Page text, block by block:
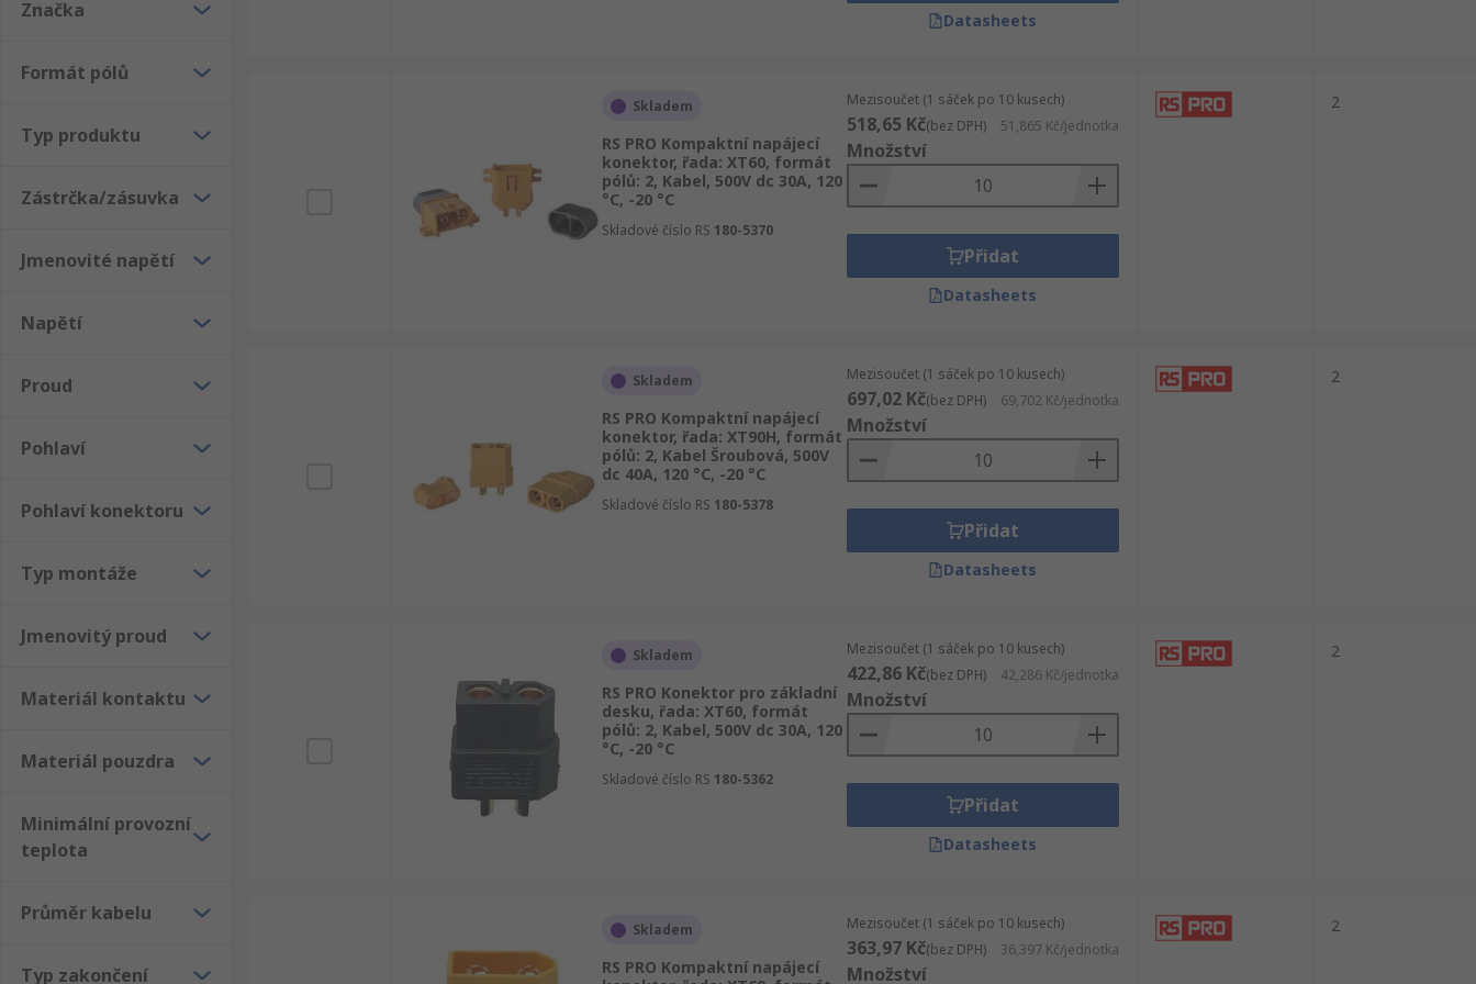
Značka
Formát pólů
Typ produktu
Zástrčka/zásuvka
Jmenovité napětí
Napětí
Proud
Pohlaví
Pohlaví konektoru
Typ montáže
Jmenovitý proud
Materiál kontaktu
Materiál pouzdra
Minimální provozní
teplota
Průměr kabelu
Typ zakončení
Datasheets
Skladem
RS PRO Kompaktní napájecí
konektor, řada: XT60, formát
pólů: 2, Kabel, 500V dc 30A, 120
°C, -20 °C
Skladové číslo RS 180-5370
Mezisoučet (1 sáček po 10 kusech)
518,65 Kč(bez DPH) 51,865 Kč/jednotka
Množství
Přidat
Datasheets
2
Skladem
RS PRO Kompaktní napájecí
konektor, řada: XT90H, formát
pólů: 2, Kabel Šroubová, 500V
dc 40A, 120 °C, -20 °C
Skladové číslo RS 180-5378
Mezisoučet (1 sáček po 10 kusech)
697,02 Kč(bez DPH) 69,702 Kč/jednotka
Množství
Přidat
Datasheets
2
Skladem
RS PRO Konektor pro základní
desku, řada: XT60, formát
pólů: 2, Kabel, 500V dc 30A, 120
°C, -20 °C
Skladové číslo RS 180-5362
Mezisoučet (1 sáček po 10 kusech)
422,86 Kč(bez DPH) 42,286 Kč/jednotka
Množství
Přidat
Datasheets
2
Skladem
RS PRO Kompaktní napájecí
Mezisoučet (1 sáček po 10 kusech)
363,97 Kč(bez DPH) 36,397 Kč/jednotka
Množství
2